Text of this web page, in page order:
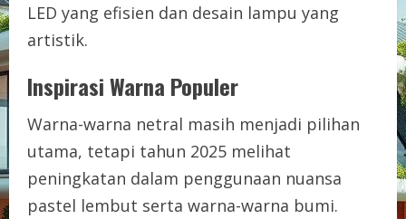
LED yang efisien dan desain lampu yang
artistik.
Inspirasi Warna Populer
Warna-warna netral masih menjadi pilihan
utama, tetapi tahun 2025 melihat
peningkatan dalam penggunaan nuansa
pastel lembut serta warna-warna bumi.